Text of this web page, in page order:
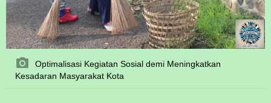
Optimalisasi Kegiatan Sosial demi Meningkatkan
Kesadaran Masyarakat Kota